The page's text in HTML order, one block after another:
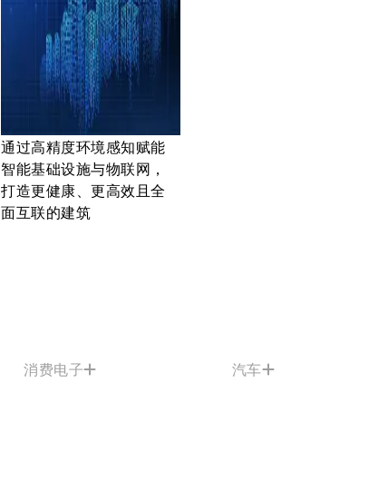
通过高精度环境感知赋能
智能基础设施与物联网，
打造更健康、更高效且全
面互联的建筑
消费电子 汽车